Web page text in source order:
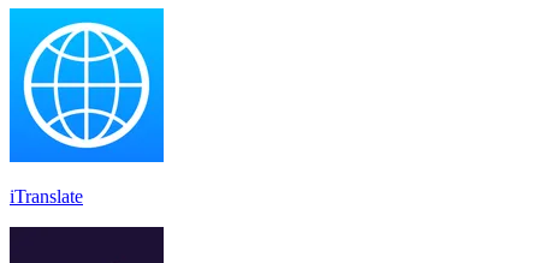
iTranslate